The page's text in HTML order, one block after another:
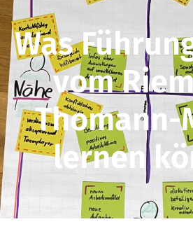
Was
vom
Thomann-
lernen